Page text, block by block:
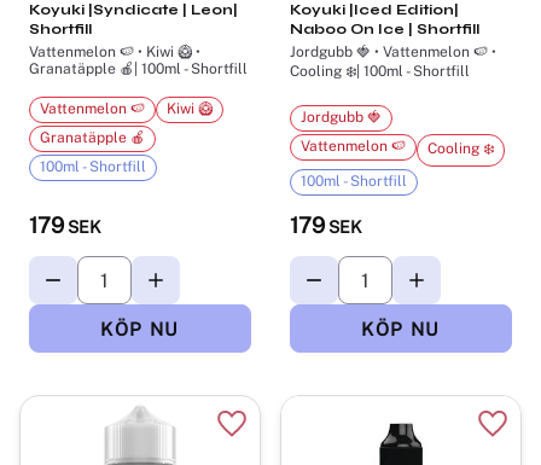
Koyuki |Syndicate | Leon|
Shortfill
Vattenmelon 🍉 • Kiwi 🥝 •
Granatäpple 🍎| 100ml - Shortfill
179 SEK
Vattenmelon 🍉
Kiwi 🥝
Granatäpple 🍎
100ml - Shortfill
Koyuki |Iced Edition|
Naboo On Ice | Shortfill
Jordgubb 🍓 • Vattenmelon 🍉 •
Cooling ❄️| 100ml - Shortfill
179 SEK
Jordgubb 🍓
Vattenmelon 🍉
Cooling ❄️
100ml - Shortfill
Lägg till i favoriter